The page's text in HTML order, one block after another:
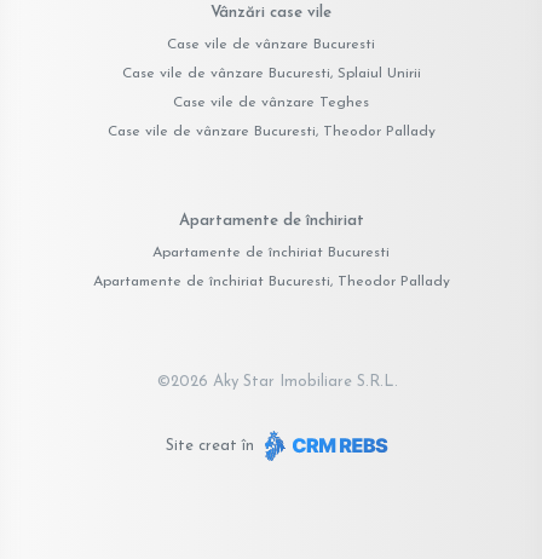
Vânzări case vile
Case vile de vânzare Bucuresti
Case vile de vânzare Bucuresti, Splaiul Unirii
Case vile de vânzare Teghes
Case vile de vânzare Bucuresti, Theodor Pallady
Apartamente de închiriat
Apartamente de închiriat Bucuresti
Apartamente de închiriat Bucuresti, Theodor Pallady
©2026 Aky Star Imobiliare S.R.L.
Site creat în